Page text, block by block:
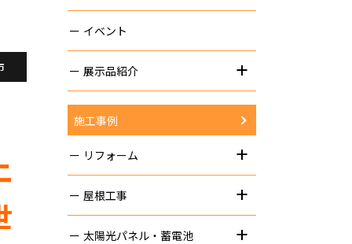
イベント
展示品紹介
施工事例
リフォーム
屋根工事
太陽光パネル・蓄電池